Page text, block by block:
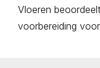
Vloeren
voorbereiding